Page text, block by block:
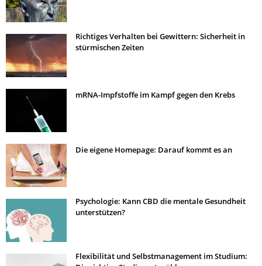
Richtiges Verhalten bei Gewittern: Sicherheit in
stürmischen Zeiten
mRNA-Impfstoffe im Kampf gegen den Krebs
Die eigene Homepage: Darauf kommt es an
Psychologie: Kann CBD die mentale Gesundheit
unterstützen?
Flexibilität und Selbstmanagement im Studium: